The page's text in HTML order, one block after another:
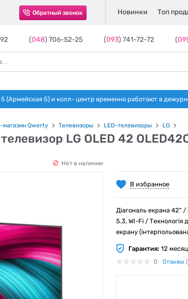
Обратный звонок Новинки Топ
(048) 706-52-25 (093) 741-72-72 (
(Армейская 5) и колл- центр временно работают в
магазин Qwerty Телевизоры LED-телевизоры LG
LG OLED 42
Нет в наличии
В избранное
Діагональ екрана 42"
5.3, WI-Fi / Технологія
екрану
Гарантия: 12
0 Отзывы